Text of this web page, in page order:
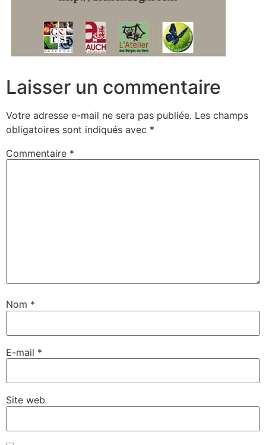
Laisser un commentaire
Votre adresse e-mail ne sera pas publiée. Les champs
obligatoires sont indiqués avec *
Commentaire *
Nom *
E-mail *
Site web